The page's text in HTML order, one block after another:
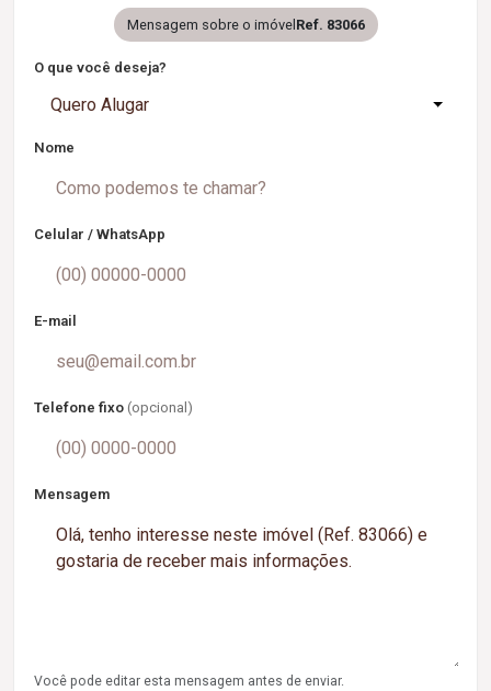
Mensagem sobre o imóvel Ref. 83066
O que você deseja?
Quero Alugar
Nome
Celular / WhatsApp
E-mail
Telefone fixo (opcional)
Mensagem
Você pode editar esta mensagem antes de enviar.